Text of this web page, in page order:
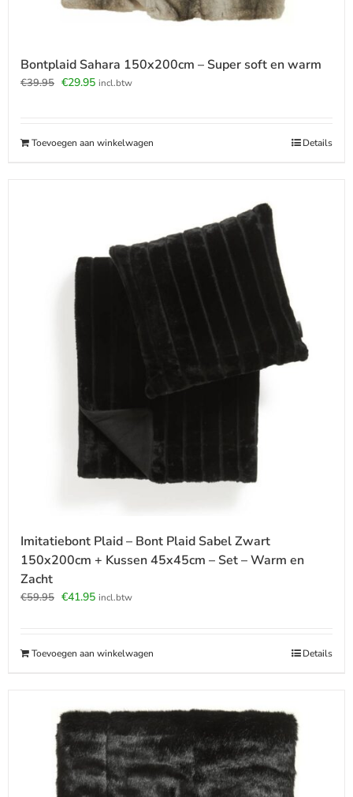
Bontplaid Sahara 150x200cm – Super soft en warm
€39.95 Oorspronkelijke
€29.95Huidige
incl.btw
Toevoegen aan winkelwagen Details
Imitatiebont Plaid – Bont Plaid Sabel Zwart
150x200cm + Kussen 45x45cm – Set – Warm en
Zacht
€59.95 Oorspronkelijke
€41.95Huidige
€41.95.
incl.btw
Toevoegen aan winkelwagen Details